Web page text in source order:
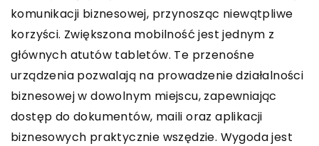
komunikacji biznesowej, przynosząc niewątpliwe
korzyści. Zwiększona mobilność jest jednym z
głównych atutów tabletów. Te przenośne
urządzenia pozwalają na prowadzenie działalności
biznesowej w dowolnym miejscu, zapewniając
dostęp do dokumentów, maili oraz aplikacji
biznesowych praktycznie wszędzie. Wygoda jest